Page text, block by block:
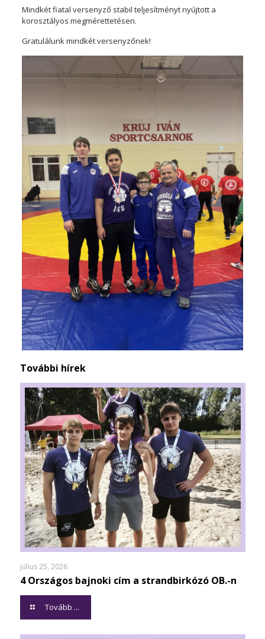
Mindkét fiatal versenyző stabil teljesítményt nyújtott a
korosztályos megmérettetésen.
Gratulálunk mindkét versenyzőnek!
További hírek
július 25, 2026
4 Országos bajnoki cím a strandbirkózó OB.-n
Tovább ...